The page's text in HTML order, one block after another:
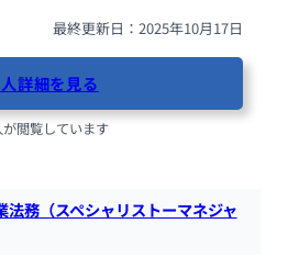
最終更新日：2025年10月17日
詳細を見る
閲覧しています
法務（スペシャリストーマネジャ